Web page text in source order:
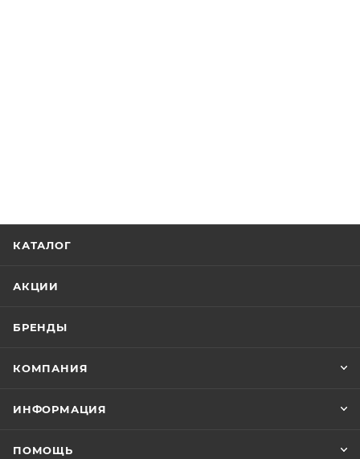
КАТАЛОГ
АКЦИИ
БРЕНДЫ
КОМПАНИЯ
ИНФОРМАЦИЯ
ПОМОЩЬ